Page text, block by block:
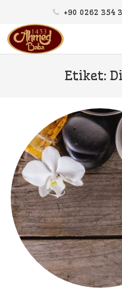
+90 0262 354
KARİYER
Etiket: